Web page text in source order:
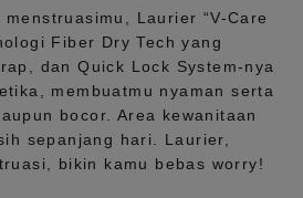
menstruasimu, Laurier “V-Care
Fiber Dry Tech yang
danQuick Lock System-nya
membuatmu nyaman serta
bocor. Area kewanitaan
sepanjang hari.
Laurier,
bikin kamu bebas worry!